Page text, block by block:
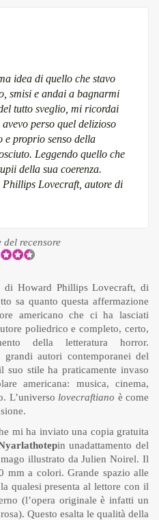
idea di quello che stavo
smisi e andai a bagnarmi
tutto sveglio, mi ricordai
perso quel delizioso
e proprio senso della
Leggendo quello che
della sua coerenza.
Lovecraft, autore di
del recensore
di Howard Phillips Lovecraft, di
sa quanto questa affermazione
americano che ci ha lasciati
poliedrico e completo, certo,
della letteratura horror.
autori contemporanei del
suo stile ha praticamente invaso
americana: musica, cinema,
L’universo lovecraftiano è come
mi ha inviato una copia gratuita
in unadattamento del
illustrato daJulien Noirel. Il
mm a colori. Grande spazio alle
qualesi presenta al lettore con il
(l’opera originale è infatti un
Questo esalta le qualità della